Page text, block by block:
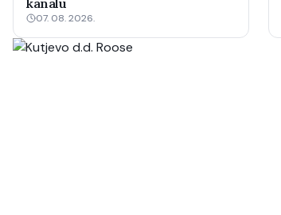
kanalu
07. 08. 2026.